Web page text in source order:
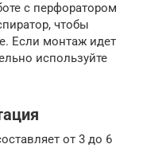
с перфоратором
чтобы
Если монтаж идет
используйте
от 3 до 6